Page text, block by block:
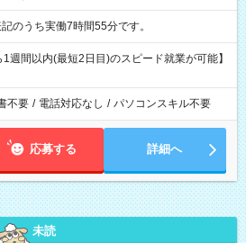
17:00 ※表記のうち実働7時間55分です。
週間以内(最短2日目)のスピード就業が可能】
不要 / 電話対応なし / パソコンスキル不要
応募する 詳細へ
未読